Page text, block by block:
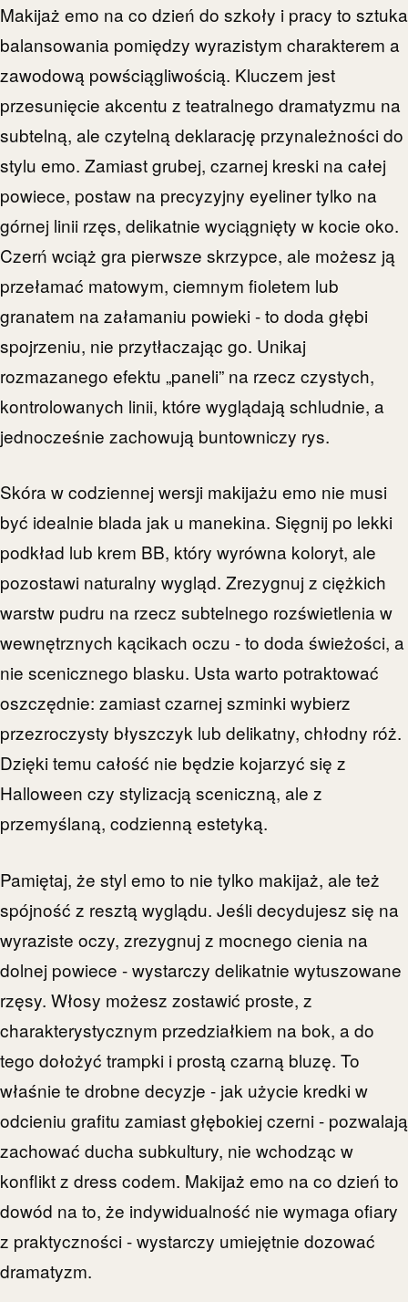
Makijaż emo na co dzień do szkoły i pracy to sztuka
balansowania pomiędzy wyrazistym charakterem a
zawodową powściągliwością. Kluczem jest
przesunięcie akcentu z teatralnego dramatyzmu na
subtelną, ale czytelną deklarację przynależności do
stylu emo. Zamiast grubej, czarnej kreski na całej
powiece, postaw na precyzyjny eyeliner tylko na
górnej linii rzęs, delikatnie wyciągnięty w kocie oko.
Czerń wciąż gra pierwsze skrzypce, ale możesz ją
przełamać matowym, ciemnym fioletem lub
granatem na załamaniu powieki - to doda głębi
spojrzeniu, nie przytłaczając go. Unikaj
rozmazanego efektu „paneli” na rzecz czystych,
kontrolowanych linii, które wyglądają schludnie, a
jednocześnie zachowują buntowniczy rys.
Skóra w codziennej wersji makijażu emo nie musi
być idealnie blada jak u manekina. Sięgnij po lekki
podkład lub krem BB, który wyrówna koloryt, ale
pozostawi naturalny wygląd. Zrezygnuj z ciężkich
warstw pudru na rzecz subtelnego rozświetlenia w
wewnętrznych kącikach oczu - to doda świeżości, a
nie scenicznego blasku. Usta warto potraktować
oszczędnie: zamiast czarnej szminki wybierz
przezroczysty błyszczyk lub delikatny, chłodny róż.
Dzięki temu całość nie będzie kojarzyć się z
Halloween czy stylizacją sceniczną, ale z
przemyślaną, codzienną estetyką.
Pamiętaj, że styl emo to nie tylko makijaż, ale też
spójność z resztą wyglądu. Jeśli decydujesz się na
wyraziste oczy, zrezygnuj z mocnego cienia na
dolnej powiece - wystarczy delikatnie wytuszowane
rzęsy. Włosy możesz zostawić proste, z
charakterystycznym przedziałkiem na bok, a do
tego dołożyć trampki i prostą czarną bluzę. To
właśnie te drobne decyzje - jak użycie kredki w
odcieniu grafitu zamiast głębokiej czerni - pozwalają
zachować ducha subkultury, nie wchodząc w
konflikt z dress codem. Makijaż emo na co dzień to
dowód na to, że indywidualność nie wymaga ofiary
z praktyczności - wystarczy umiejętnie dozować
dramatyzm.